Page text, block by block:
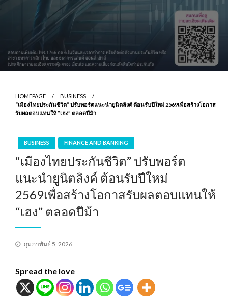
HOMEPAGE
BUSINESS
“เมืองไทยประกันชีวิต” ปรับพอร์ตแนะนำยูนิตลิงค์ ต้อนรับปีใหม่ 2569เพื่อสร้างโอกาส
รับผลตอบแทนให้ “เฮง” ตลอดปีม้า
BUSINESS FINANCE AND BANKING
“เมืองไทยประกันชีวิต” ปรับพอร์ต
แนะนำยูนิตลิงค์ ต้อนรับปีใหม่
2569เพื่อสร้างโอกาสรับผลตอบแทนให้
“เฮง” ตลอดปีม้า
Posted
กุมภาพันธ์ 5, 2026
Spread the love